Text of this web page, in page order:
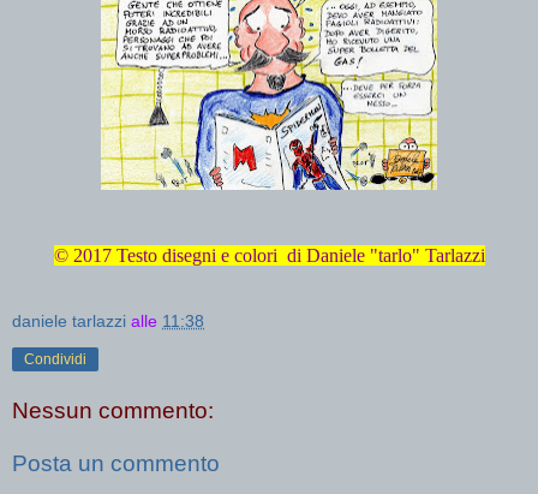
© 2017 Testo disegni e colori di Daniele "tarlo" Tarlazzi
daniele tarlazzi alle 11:38
Condividi
Nessun commento:
Posta un commento